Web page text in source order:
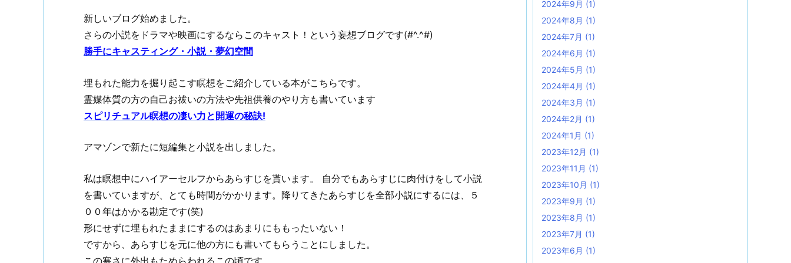
新しいブログ始めました。
さらの小説をドラマや映画にするならこのキャスト！という妄想ブログです(#^.^#)
勝手にキャスティング・小説・夢幻空間
埋もれた能力を掘り起こす瞑想をご紹介している本がこちらです。
霊媒体質の方の自己お祓いの方法や先祖供養のやり方も書いています
スピリチュアル瞑想の凄い力と開運の秘訣!
アマゾンで新たに短編集と小説を出しました。
私は瞑想中にハイアーセルフからあらすじを貰います。 自分でもあらすじに肉付けをして小説
を書いていますが、とても時間がかかります。降りてきたあらすじを全部小説にするには、５
００年はかかる勘定です(笑)
形にせずに埋もれたままにするのはあまりにももったいない！
ですから、あらすじを元に他の方にも書いてもらうことにしました。
この寒さに外出もためらわれるこの頃です。
2024年9月 (1)
2024年8月 (1)
2024年7月 (1)
2024年6月 (1)
2024年5月 (1)
2024年4月 (1)
2024年3月 (1)
2024年2月 (1)
2024年1月 (1)
2023年12月 (1)
2023年11月 (1)
2023年10月 (1)
2023年9月 (1)
2023年8月 (1)
2023年7月 (1)
2023年6月 (1)